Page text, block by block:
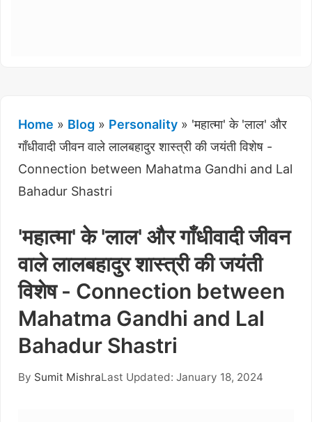
Home » Blog » Personality » 'महात्मा' के 'लाल' और
गाँधीवादी जीवन वाले लालबहादुर शास्त्री की जयंती विशेष -
Connection between Mahatma Gandhi and Lal
Bahadur Shastri
'महात्मा' के 'लाल' और गाँधीवादी जीवन
वाले लालबहादुर शास्त्री की जयंती
विशेष - Connection between
Mahatma Gandhi and Lal
Bahadur Shastri
By Sumit MishraLast Updated: January 18, 2024